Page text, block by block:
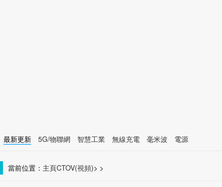
最新更新 5G/物聯網 智慧工業 無線充電 毫米波
電源
當前位置： 主頁 >
CTOV(視頻) >